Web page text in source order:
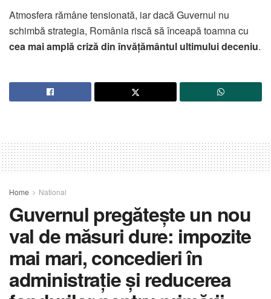
Atmosfera rămâne tensionată, iar dacă Guvernul nu
schimbă strategia, România riscă să înceapă toamna cu
cea mai amplă criză din învățământul ultimului deceniu.
Home National
Guvernul pregătește un nou
val de măsuri dure: impozite
mai mari, concedieri în
administrație și reducerea